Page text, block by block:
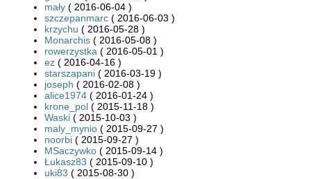
mały ( 2016-06-04 )
szczepanmarc ( 2016-06-03 )
krzychu ( 2016-05-28 )
Monarchis ( 2016-05-08 )
rowerzystka ( 2016-05-01 )
ez ( 2016-04-16 )
starszapani ( 2016-03-19 )
joseph ( 2016-02-08 )
alice1974 ( 2016-01-24 )
krone_pol ( 2015-11-18 )
Waski ( 2015-10-03 )
maly_mynio ( 2015-09-27 )
noorbi ( 2015-09-27 )
MSaczywko ( 2015-09-14 )
Łukasz83 ( 2015-09-10 )
uki83 ( 2015-08-30 )